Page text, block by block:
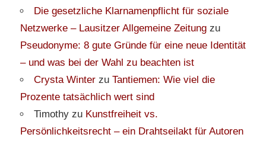
Die gesetzliche Klarnamenpflicht für soziale
Netzwerke – Lausitzer Allgemeine Zeitung zu
Pseudonyme: 8 gute Gründe für eine neue Identität
– und was bei der Wahl zu beachten ist
Crysta Winter zu Tantiemen: Wie viel die
Prozente tatsächlich wert sind
Timothy zu Kunstfreiheit vs.
Persönlichkeitsrecht – ein Drahtseilakt für Autoren